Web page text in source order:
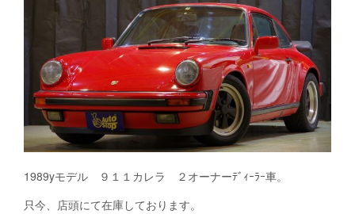
1989yモデル ９１１カレラ ２オーナーﾃﾞｨｰﾗｰ車。
只今、店頭にて在庫しております。